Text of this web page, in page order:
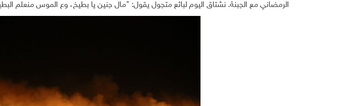
الرمضاني مع الجبنة. نشتاق اليوم لبائع متجول يقول: "مال جنين يا بطيخ، وع الموس منعلم